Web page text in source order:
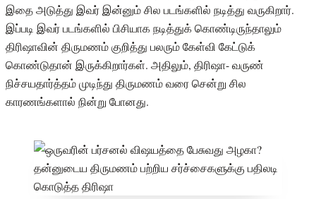
இதை அடுத்து இவர் இன்னும் சில படங்களில் நடித்து வருகிறார்.
இப்படி இவர் படங்களில் பிசியாக நடித்துக் கொண்டிருந்தாலும்
திரிஷாவின் திருமணம் குறித்து பலரும் கேள்வி கேட்டுக்
கொண்டுதான் இருக்கிறார்கள். அதிலும், திரிஷா- வருண்
நிச்சயதார்த்தம் முடிந்து திருமணம் வரை சென்று சில
காரணங்களால் நின்று போனது.